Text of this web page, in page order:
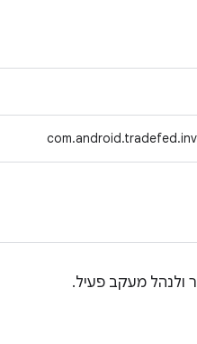
ולנהל מעקב פעיל.